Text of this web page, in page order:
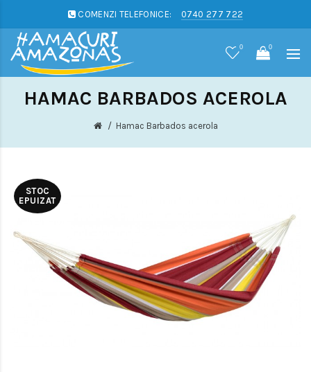
COMENZI TELEFONICE: 0740 277 722
0 0
HAMAC BARBADOS ACEROLA
Hamac Barbados acerola
STOC
EPUIZAT